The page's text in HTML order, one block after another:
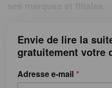
Envie de lire la
gratuitement votre
Adresse e-mail